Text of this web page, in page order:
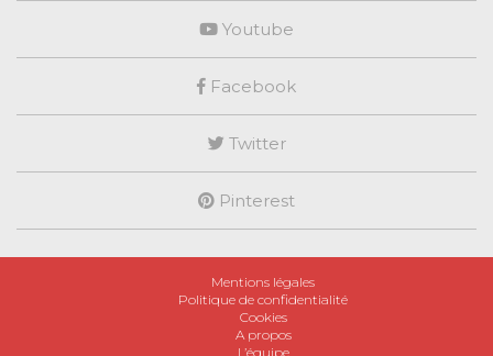
Youtube
Facebook
Twitter
Pinterest
Mentions légales
Politique de confidentialité
Cookies
A propos
L’équipe